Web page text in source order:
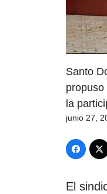
Santo
la
junio 27,
El